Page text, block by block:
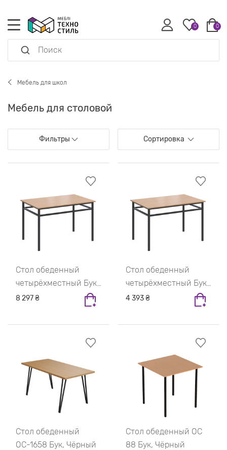
0 0
Мебель для школ
Мебель для столовой
Фильтры Сортировка
Стол обеденный
четырёхместный Бук,
Чёрный
8 297 ₴
Стол обеденный
четырёхместный Бук,
Чёрный
4 393 ₴
Стол обеденный
ОС-1658 Бук, Чёрный
Стол обеденный ОС
88 Бук, Чёрный